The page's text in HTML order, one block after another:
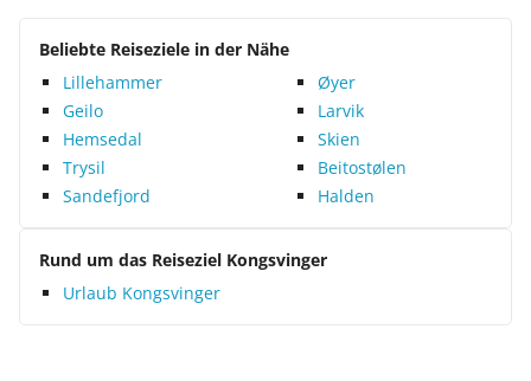
Beliebte Reiseziele in der Nähe
Lillehammer
Øyer
Geilo
Larvik
Hemsedal
Skien
Trysil
Beitostølen
Sandefjord
Halden
Rund um das Reiseziel Kongsvinger
Urlaub Kongsvinger